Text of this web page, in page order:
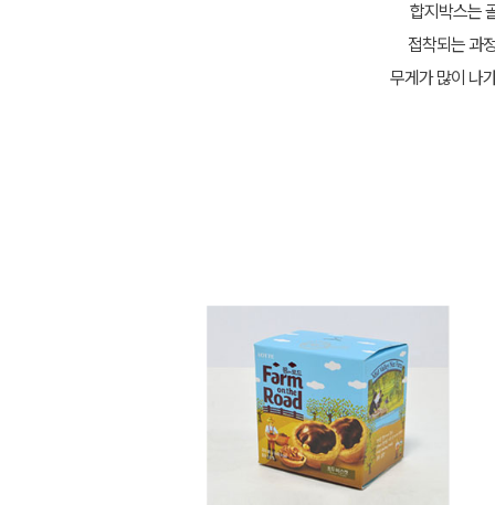
합지박스는
접착되는 과
무게가 많이 나